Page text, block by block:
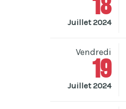
18
Juillet 2024
Vendredi
19
Juillet 2024